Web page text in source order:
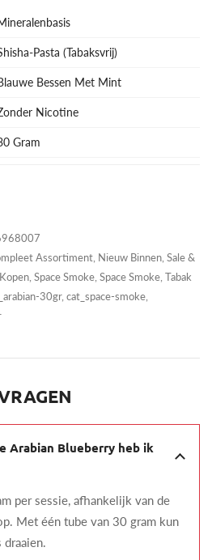
Pasta (Tabaksvrij)
Bessen Met Mint
Nicotine
Gram
Assortiment Nieuw Binnen Sale &
Space Smoke Space Smoke Tabak
30gr, cat_space-smoke,
Arabian Blueberry heb ik
per sessie, afhankelijk van de
Met één tube van 30 gram kun